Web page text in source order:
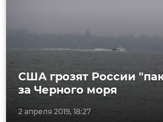
2 апреля 2019, 18:27
США грозят России
за Черного моря